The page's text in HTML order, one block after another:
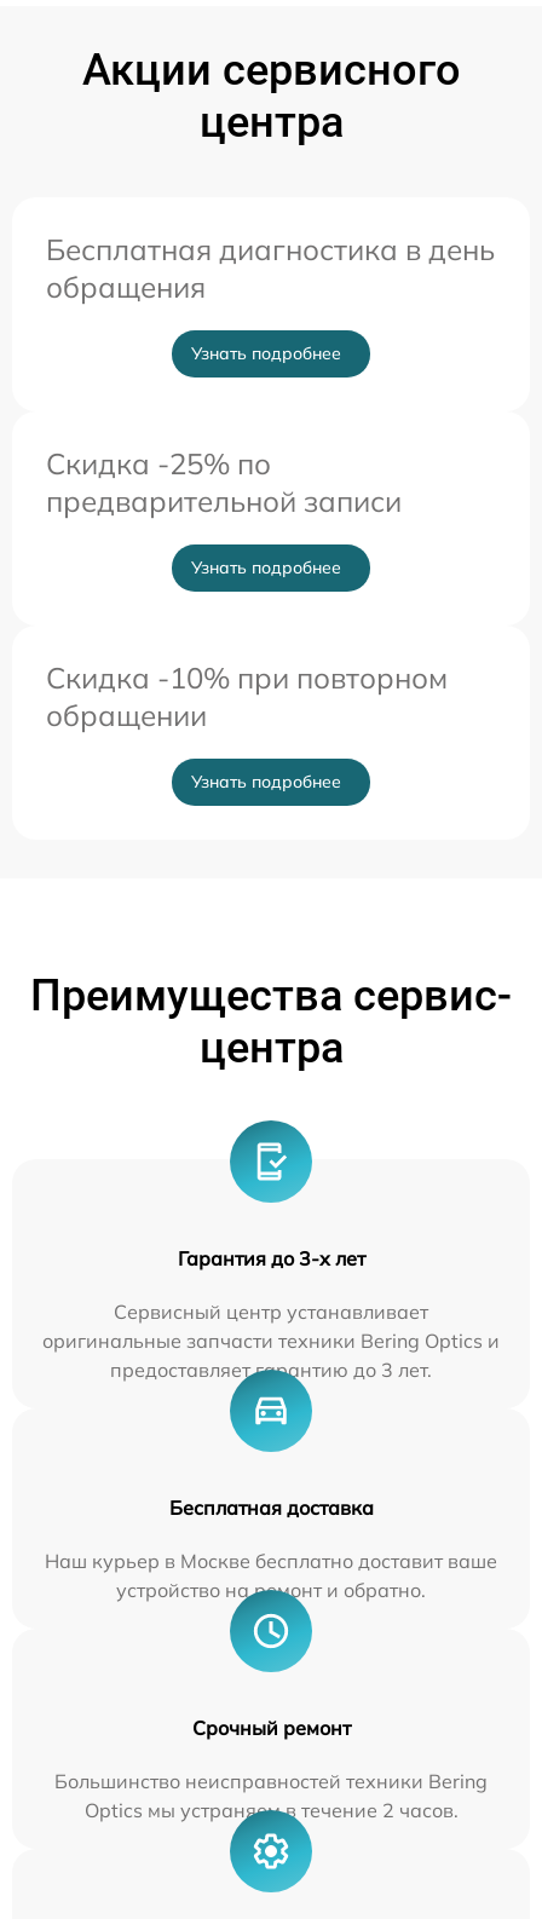
Акции сервисного
центра
Бесплатная диагностика в день
обращения
Узнать подробнее
Скидка -25% по
предварительной записи
Узнать подробнее
Скидка -10% при повторном
обращении
Узнать подробнее
Преимущества сервис-
центра
Гарантия до 3-х лет
Сервисный центр устанавливает
оригинальные запчасти техники Bering Optics и
предоставляет гарантию до 3 лет.
Бесплатная доставка
Наш курьер в Москве бесплатно доставит ваше
устройство на ремонт и обратно.
Срочный ремонт
Большинство неисправностей техники Bering
Optics мы устраняем в течение 2 часов.